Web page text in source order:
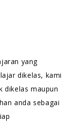
yang
dikelas, kami
dikelas maupun
anda sebagai